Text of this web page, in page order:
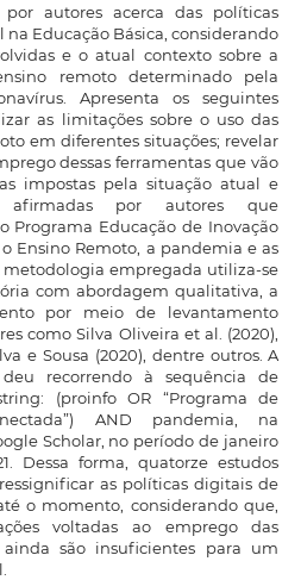
por autores acerca das políticas
Educação Básica, considerando
e o atual contexto sobre a
remoto determinado pela
Apresenta os seguintes
as limitações sobre o uso das
em diferentes situações; revelar
dessas ferramentas que vão
impostas pela situação atual e
afirmadas por autores que
Programa Educação de Inovação
o Ensino Remoto, a pandemia e as
metodologia empregada utiliza-se
com abordagem qualitativa, a
por meio de levantamento
como Silva Oliveira et al. (2020),
e Sousa (2020), dentre outros. A
recorrendo à sequência de
(proinfo OR “Programa de
AND pandemia, na
Scholar, no período de janeiro
Dessa forma, quatorze estudos
as políticas digitais de
o momento, considerando que,
voltadas ao emprego das
ainda são insuficientes para um